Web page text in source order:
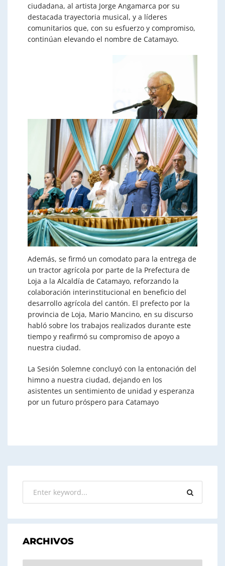
ciudadana, al artista Jorge Angamarca por su
destacada trayectoria musical, y a líderes
comunitarios que, con su esfuerzo y compromiso,
continúan elevando el nombre de Catamayo.
Además, se firmó un comodato para la entrega de
un tractor agrícola por parte de la Prefectura de
Loja a la Alcaldía de Catamayo, reforzando la
colaboración interinstitucional en beneficio del
desarrollo agrícola del cantón. El prefecto por la
provincia de Loja, Mario Mancino, en su discurso
habló sobre los trabajos realizados durante este
tiempo y reafirmó su compromiso de apoyo a
nuestra ciudad.
La Sesión Solemne concluyó con la entonación del
himno a nuestra ciudad, dejando en los
asistentes un sentimiento de unidad y esperanza
por un futuro próspero para Catamayo
ARCHIVOS